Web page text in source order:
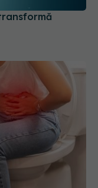
intestin